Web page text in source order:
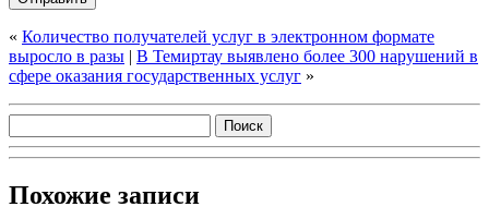
« Количество получателей услуг в электронном формате
выросло в разы | В Темиртау выявлено более 300 нарушений в
сфере оказания государственных услуг »
Похожие записи